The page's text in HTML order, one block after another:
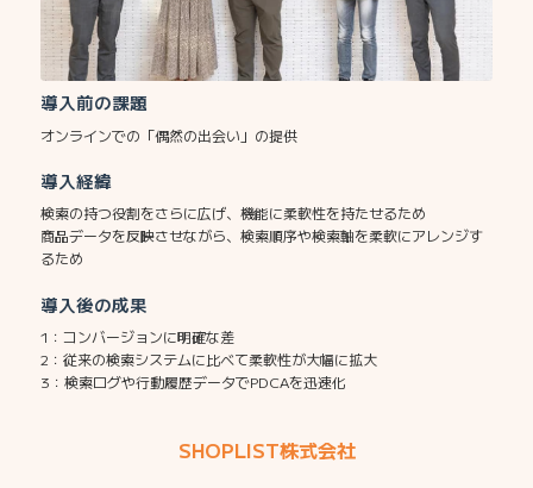
導入前の課題
オンラインでの「偶然の出会い」の提供
導入経緯
検索の持つ役割をさらに広げ、機能に柔軟性を持たせるため
商品データを反映させながら、検索順序や検索軸を柔軟にアレンジす
るため
導入後の成果
1：コンバージョンに明確な差
2：従来の検索システムに比べて柔軟性が大幅に拡大
3：検索ログや行動履歴データでPDCAを迅速化
SHOPLIST株式会社